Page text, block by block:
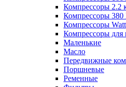
Компрессоры 2.2
Компрессоры 380
Компрессоры Watt
Компрессоры для
Маленькие
Масло
Передвижные
Поршневые
Ременные